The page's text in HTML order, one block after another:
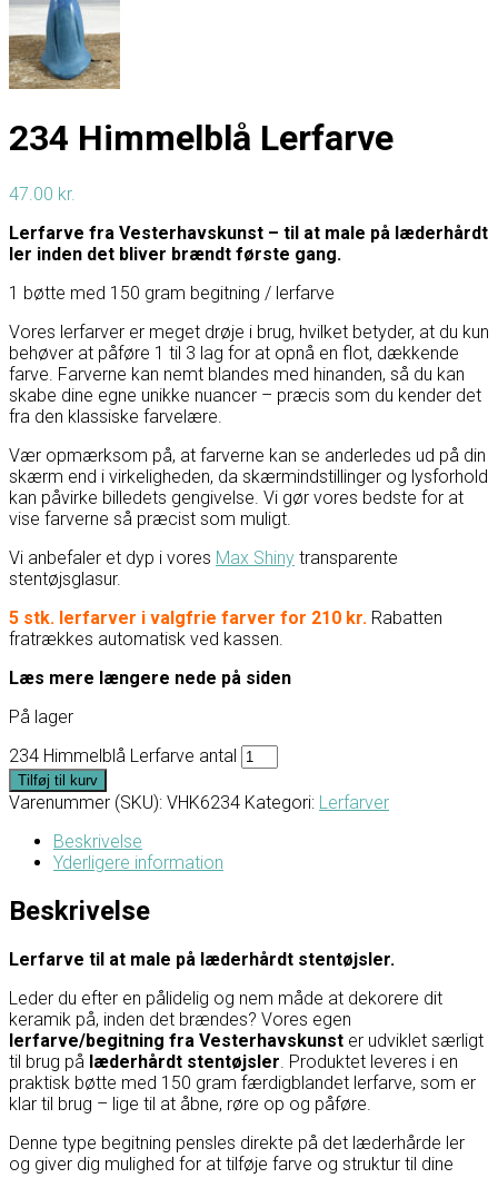
234 Himmelblå Lerfarve
47.00 kr.
Lerfarve fra Vesterhavskunst – til at male på læderhårdt
ler inden det bliver brændt første gang.
1 bøtte med 150 gram begitning / lerfarve
Vores lerfarver er meget drøje i brug, hvilket betyder, at du kun
behøver at påføre 1 til 3 lag for at opnå en flot, dækkende
farve. Farverne kan nemt blandes med hinanden, så du kan
skabe dine egne unikke nuancer – præcis som du kender det
fra den klassiske farvelære.
Vær opmærksom på, at farverne kan se anderledes ud på din
skærm end i virkeligheden, da skærmindstillinger og lysforhold
kan påvirke billedets gengivelse. Vi gør vores bedste for at
vise farverne så præcist som muligt.
Vi anbefaler et dyp i vores Max Shiny transparente
stentøjsglasur.
5 stk. lerfarver i valgfrie farver for 210 kr. Rabatten
fratrækkes automatisk ved kassen.
Læs mere længere nede på siden
På lager
234 Himmelblå Lerfarve antal
Tilføj til kurv
Varenummer (SKU): VHK6234 Kategori: Lerfarver
Beskrivelse
Yderligere information
Beskrivelse
Lerfarve til at male på læderhårdt stentøjsler.
Leder du efter en pålidelig og nem måde at dekorere dit
keramik på, inden det brændes? Vores egen
lerfarve/begitning fra Vesterhavskunst er udviklet særligt
til brug på læderhårdt stentøjsler . Produktet leveres i en
praktisk bøtte med 150 gram færdigblandet lerfarve, som er
klar til brug – lige til at åbne, røre op og påføre.
Denne type begitning pensles direkte på det læderhårde ler
og giver dig mulighed for at tilføje farve og struktur til dine